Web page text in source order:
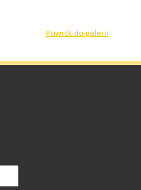
Powrót do galerii